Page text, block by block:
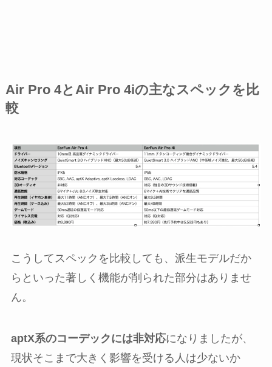
Air Pro 4とAir Pro 4iの主なスペックを比
較
こうしてスペックを比較しても、派生モデルだか
らといった著しく機能が削られた部分はありませ
ん。
aptX系のコーデックには非対応になりましたが、
現状そこまで大きく影響を受ける人は少ないか